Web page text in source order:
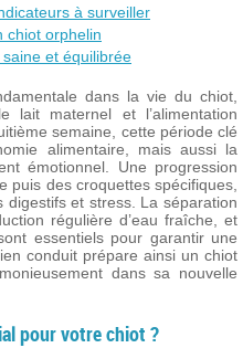
à surveiller
chiot orphelin
et équilibrée
dans la vie du chiot,
lait maternel et l’alimentation
semaine, cette période clé
alimentaire, mais aussi la
émotionnel. Une progression
puis des croquettes spécifiques,
digestifs et stress. La séparation
régulière d’eau fraîche, et
essentiels pour garantir une
conduit prépare ainsi un chiot
dans sa nouvelle
pour votre chiot ?